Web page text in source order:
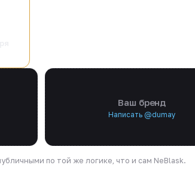
Ваш бренд
Написать @dumay
по той же логике, что и сам NeBlask.